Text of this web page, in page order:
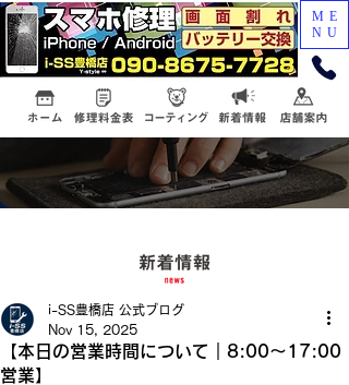
ME
NU
【本日の営業時間について｜8:00〜17:00
営業】
i-SS豊橋店 公式ブログ
Nov 15, 2025